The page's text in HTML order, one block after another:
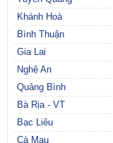
Khánh Hoà
Bình Thuận
Gia Lai
Nghệ An
Quảng Bình
Bà Rịa - VT
Bạc Liêu
Cà Mau